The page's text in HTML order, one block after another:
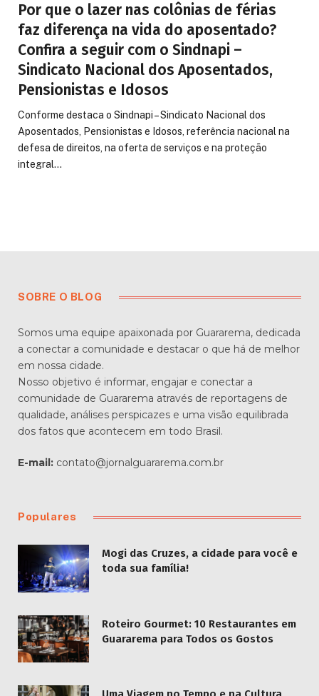
Por que o lazer nas colônias de férias
faz diferença na vida do aposentado?
Confira a seguir com o Sindnapi –
Sindicato Nacional dos Aposentados,
Pensionistas e Idosos
Conforme destaca o Sindnapi – Sindicato Nacional dos
Aposentados, Pensionistas e Idosos, referência nacional na
defesa de direitos, na oferta de serviços e na proteção
integral…
SOBRE O BLOG
Somos uma equipe apaixonada por Guararema, dedicada
a conectar a comunidade e destacar o que há de melhor
em nossa cidade.
Nosso objetivo é informar, engajar e conectar a
comunidade de Guararema através de reportagens de
qualidade, análises perspicazes e uma visão equilibrada
dos fatos que acontecem em todo Brasil.
E-mail: contato@jornalguararema.com.br
Populares
Mogi das Cruzes, a cidade para você e
toda sua família!
Roteiro Gourmet: 10 Restaurantes em
Guararema para Todos os Gostos